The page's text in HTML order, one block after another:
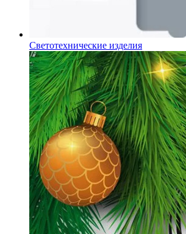
Светотехнические изделия